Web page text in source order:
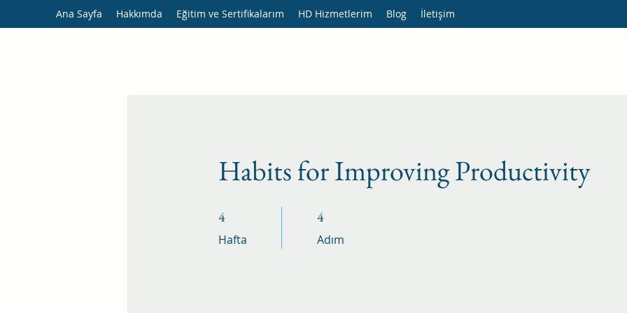
Ana Sayfa Hakkımda Eğitim ve Sertifikalarım HD Hizmetlerim Blog İletişim
Habits for Improving Productivity
4
Hafta
4
Adım